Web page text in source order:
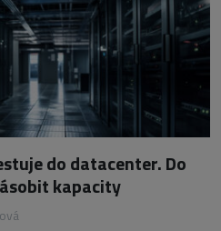
do datacenter. Do
kapacity